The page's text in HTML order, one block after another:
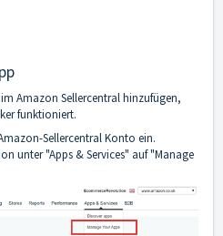
Amazon Sellercentral hinzufügen,
funktioniert.
Sellercentral Konto ein.
unter "Apps & Services" auf "Manage